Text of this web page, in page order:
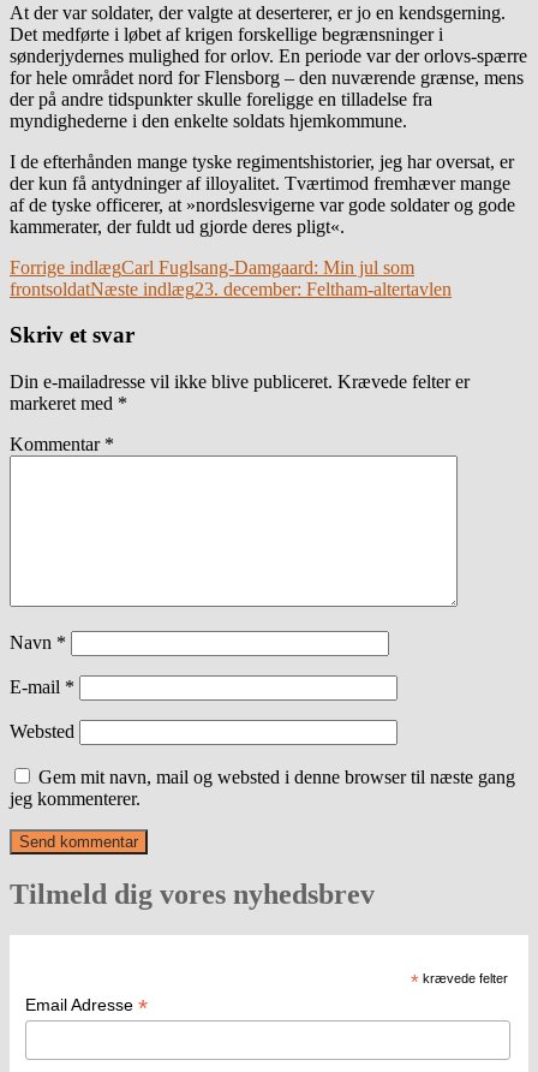
At der var soldater, der valgte at deserterer, er jo en kendsgerning.
Det medførte i løbet af krigen forskellige begrænsninger i
sønderjydernes mulighed for orlov. En periode var der orlovs-spærre
for hele området nord for Flensborg – den nuværende grænse, mens
der på andre tidspunkter skulle foreligge en tilladelse fra
myndighederne i den enkelte soldats hjemkommune.
I de efterhånden mange tyske regimentshistorier, jeg har oversat, er
der kun få antydninger af illoyalitet. Tværtimod fremhæver mange
af de tyske officerer, at »nordslesvigerne var gode soldater og gode
kammerater, der fuldt ud gjorde deres pligt«.
Indlægsnavigation
Forrige indlægCarl Fuglsang-Damgaard: Min jul som
frontsoldatNæste indlæg23. december: Feltham-altertavlen
Skriv et svar
Din e-mailadresse vil ikke blive publiceret. Krævede felter er
markeret med *
Kommentar *
Navn *
E-mail *
Websted
Gem mit navn, mail og websted i denne browser til næste gang
jeg kommenterer.
Tilmeld dig vores nyhedsbrev
* krævede felter
Email Adresse *